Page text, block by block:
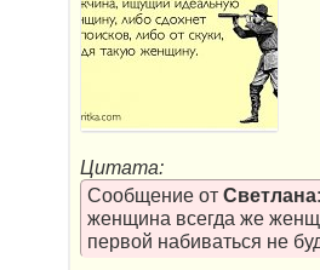
Цитата:
Сообщение от Светлана:
женщина всегда же
первой набиваться не